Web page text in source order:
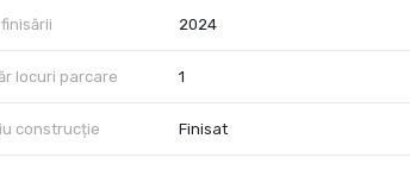
2024
locuri parcare 1
construcție Finisat